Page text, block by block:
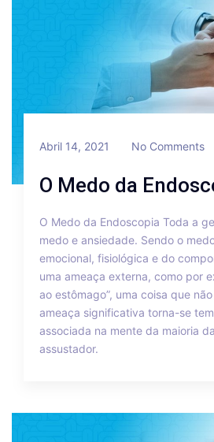
Abril 14, 2021 No Comments
O Medo da
O Medo da Endoscopia Toda a
medo e ansiedade. Sendo o
emocional, fisiológica e do
uma ameaça externa, como por
ao estômago”, uma coisa que
ameaça significativa torna-se
associada na mente da maioria
assustador.